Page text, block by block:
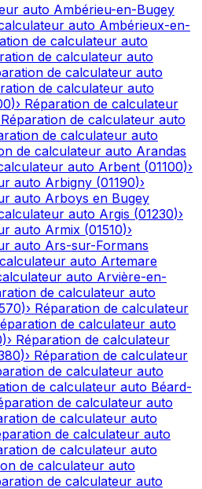
auto Ambérieu-en-Bugey
auto Ambérieux-en-
de calculateur auto
de calculateur auto
de calculateur auto
de calculateur auto
)› Réparation de calculateur
Réparation de calculateur auto
de calculateur auto
de calculateur auto Arandas
auto Arbent (01100)›
auto Arbigny (01190)›
auto Arboys en Bugey
auto Argis (01230)›
auto Armix (01510)›
auto Ars-sur-Formans
auto Artemare
auto Arvière-en-
de calculateur auto
)› Réparation de calculateur
de calculateur auto
)› Réparation de calculateur
)› Réparation de calculateur
de calculateur auto
de calculateur auto Béard-
de calculateur auto
de calculateur auto
de calculateur auto
de calculateur auto
de calculateur auto
de calculateur auto